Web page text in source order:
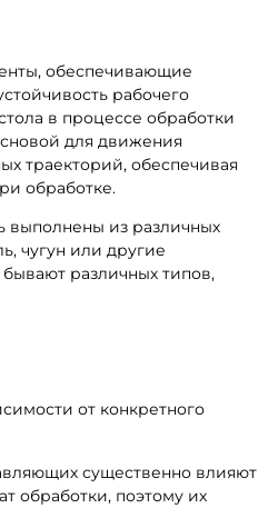
обеспечивающие
рабочего
в процессе обработки
для движения
траекторий, обеспечивая
обработке.
выполнены из различных
чугун или другие
различных типов,
от конкретного
существенно влияют
обработки, поэтому их